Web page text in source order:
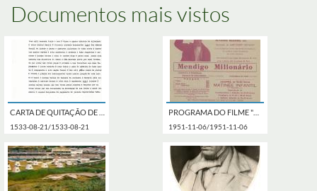
Documentos mais vistos
1533-08-21/1533-08-21 1951-11-06/1951-11-06